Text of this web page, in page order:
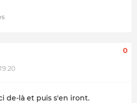
0
de-là et puis s'en iront.